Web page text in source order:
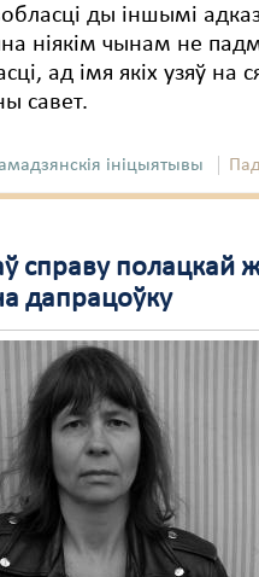
ды іншымі
ніякім чынам не
ад імя якіх узяў на
савет.
ініцыятывы
справу полацкай
дапрацоўку